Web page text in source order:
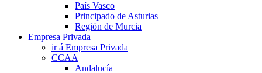
País Vasco
Principado de Asturias
Región de Murcia
Empresa Privada
ir á Empresa Privada
CCAA
Andalucía